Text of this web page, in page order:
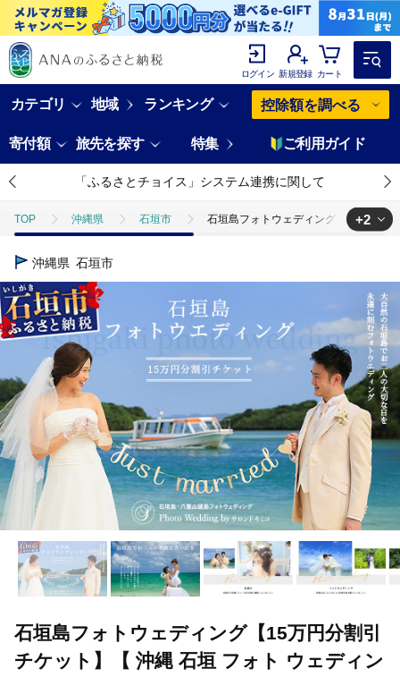
ログイン 新規登録 カート
カテゴリ 地域 ランキング 控除額を調べる
寄付額 旅先を探す 特集 ご利用ガイド
「ふるさとチョイス」システム連携に関して
TOP 沖縄県 石垣市 石垣島フォトウェディング【15万円分
TOP
TOP ファッション
+2
沖縄県 石垣市
石垣島フォトウェディング【15万円分割引
チケット】【 沖縄 石垣 フォト ウェディン